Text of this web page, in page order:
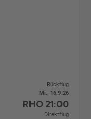
Rückflug
Mi., 16.9.26
RHO 21:00
Direktflug